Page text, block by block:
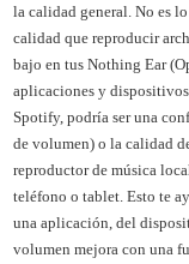
la calidad general. No es
calidad que reproducir
bajo en tus Nothing Ear
aplicaciones y
Spotify, podría ser una
de volumen) o la calidad
reproductor de música
teléfono o tablet. Esto te
una aplicación, del
volumen mejora con una